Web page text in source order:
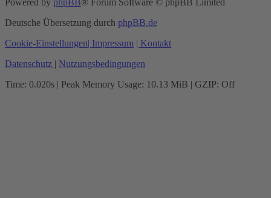
Powered by phpBB® Forum Software © phpBB Limited
Deutsche Übersetzung durch phpBB.de
Cookie-Einstellungen| Impressum | Kontakt
Datenschutz | Nutzungsbedingungen
Time: 0.020s | Peak Memory Usage: 10.13 MiB | GZIP: Off